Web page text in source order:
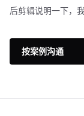
后剪辑说明一下，
按案例沟通